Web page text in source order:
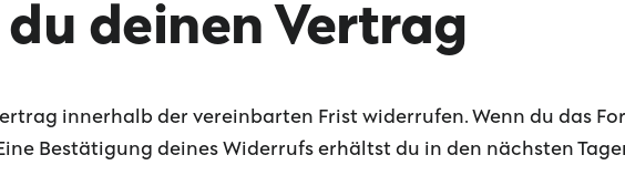
deinen Vertrag
innerhalb der vereinbarten Frist widerrufen. Wenn du das
Bestätigung deines Widerrufs erhältst du in den nächsten